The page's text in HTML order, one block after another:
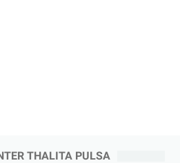
THALITA PULSA